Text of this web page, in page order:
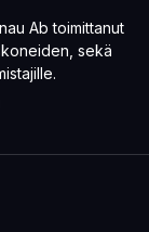
Ab toimittanut
sekä